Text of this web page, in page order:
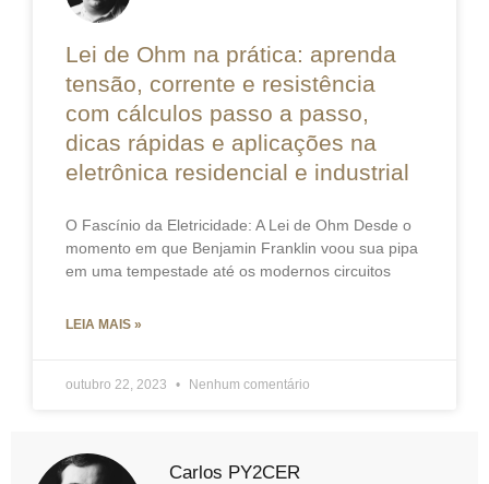
Lei de Ohm na prática: aprenda
tensão, corrente e resistência
com cálculos passo a passo,
dicas rápidas e aplicações na
eletrônica residencial e industrial
O Fascínio da Eletricidade: A Lei de Ohm Desde o
momento em que Benjamin Franklin voou sua pipa
em uma tempestade até os modernos circuitos
LEIA MAIS »
outubro 22, 2023 Nenhum comentário
Carlos PY2CER